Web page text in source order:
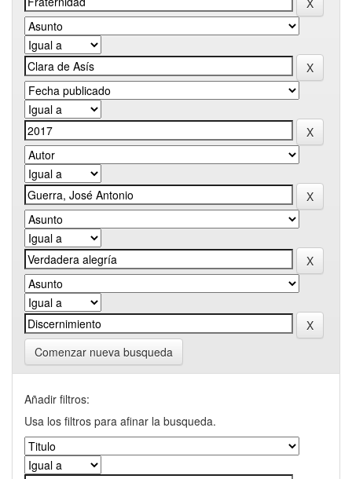
Comenzar nueva busqueda
Añadir filtros:
Usa los filtros para afinar la busqueda.